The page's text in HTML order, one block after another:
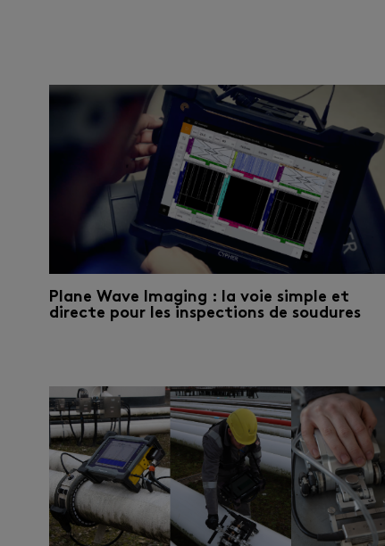
Plane Wave Imaging : la voie simple et
directe pour les inspections de soudures